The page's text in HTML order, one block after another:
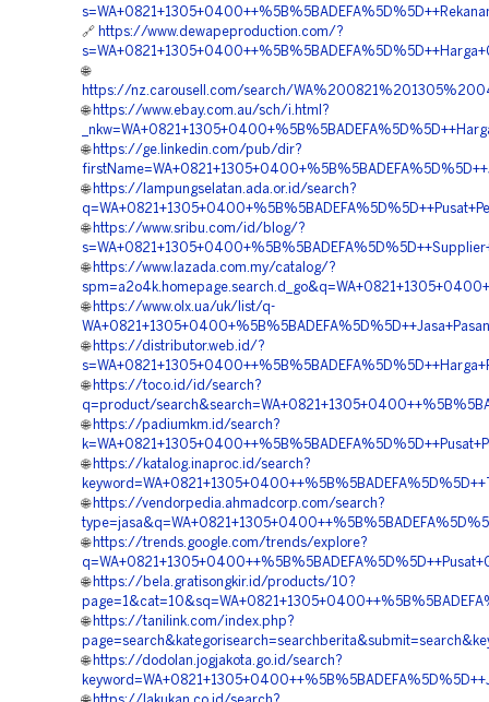
🔗 https://www.dewapeproduction.com/?
🌐
https://nz.carousell.com/search/
🌐 https://www.ebay.com.au/sch/i.html?
🌐 https://ge.linkedin.com/pub/dir?
🌐 https://lampungselatan.ada.or.id/search?
🌐 https://www.sribu.com/id/blog/?
🌐 https://www.lazada.com.my/catalog/?
🌐 https://www.olx.ua/uk/list/q-
🌐 https://distributor.web.id/?
🌐 https://toco.id/id/search?
q=product/
🌐 https://padiumkm.id/search?
🌐 https://katalog.inaproc.id/search?
🌐 https://vendorpedia.ahmadcorp.com/search?
🌐 https://trends.google.com/trends/explore?
🌐 https://bela.gratisongkir.id/products/10?
🌐 https://tanilink.com/index.php?
🌐 https://dodolan.jogjakota.go.id/search?